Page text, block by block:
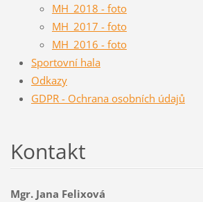
MH_2018 - foto
MH_2017 - foto
MH_2016 - foto
Sportovní hala
Odkazy
GDPR - Ochrana osobních údajů
Kontakt
Mgr. Jana Felixová